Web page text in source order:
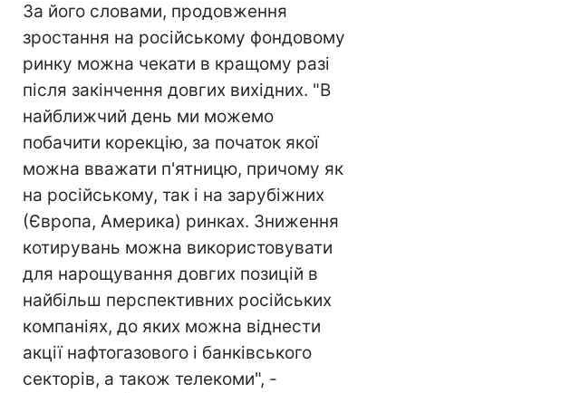
За його словами, продовження
зростання на російському фондовому
ринку можна чекати в кращому разі
після закінчення довгих вихідних. "В
найближчий день ми можемо
побачити корекцію, за початок якої
можна вважати п'ятницю, причому як
на російському, так і на зарубіжних
(Європа, Америка) ринках. Зниження
котирувань можна використовувати
для нарощування довгих позицій в
найбільш перспективних російських
компаніях, до яких можна віднести
акції нафтогазового і банківського
секторів, а також телекоми", -